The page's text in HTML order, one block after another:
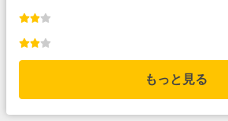
もっと見る